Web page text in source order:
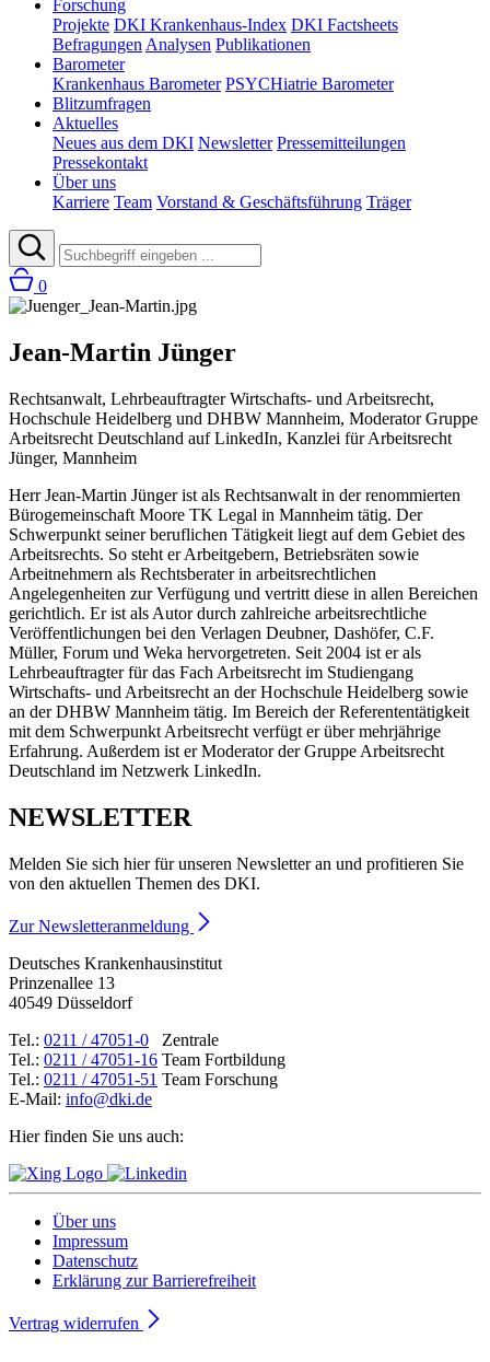
Forschung
Projekte DKI Krankenhaus-Index DKI Factsheets
Befragungen Analysen Publikationen
Barometer
Krankenhaus Barometer PSYCHiatrie Barometer
Blitzumfragen
Aktuelles
Neues aus dem DKI Newsletter Pressemitteilungen
Pressekontakt
Über uns
Karriere Team Vorstand & Geschäftsführung Träger
0
Jean-Martin Jünger
Rechtsanwalt, Lehrbeauftragter Wirtschafts- und Arbeitsrecht,
Hochschule Heidelberg und DHBW Mannheim, Moderator Gruppe
Arbeitsrecht Deutschland auf LinkedIn, Kanzlei für Arbeitsrecht
Jünger, Mannheim
Herr Jean-Martin Jünger ist als Rechtsanwalt in der renommierten
Bürogemeinschaft Moore TK Legal in Mannheim tätig. Der
Schwerpunkt seiner beruflichen Tätigkeit liegt auf dem Gebiet des
Arbeitsrechts. So steht er Arbeitgebern, Betriebsräten sowie
Arbeitnehmern als Rechtsberater in arbeitsrechtlichen
Angelegenheiten zur Verfügung und vertritt diese in allen Bereichen
gerichtlich. Er ist als Autor durch zahlreiche arbeitsrechtliche
Veröffentlichungen bei den Verlagen Deubner, Dashöfer, C.F.
Müller, Forum und Weka hervorgetreten. Seit 2004 ist er als
Lehrbeauftragter für das Fach Arbeitsrecht im Studiengang
Wirtschafts- und Arbeitsrecht an der Hochschule Heidelberg sowie
an der DHBW Mannheim tätig. Im Bereich der Referententätigkeit
mit dem Schwerpunkt Arbeitsrecht verfügt er über mehrjährige
Erfahrung. Außerdem ist er Moderator der Gruppe Arbeitsrecht
Deutschland im Netzwerk LinkedIn.
NEWSLETTER
Melden Sie sich hier für unseren Newsletter an und profitieren Sie
von den aktuellen Themen des DKI.
Zur Newsletteranmeldung
Deutsches Krankenhausinstitut
Prinzenallee 13
40549 Düsseldorf
Tel.: 0211 / 47051-0 Zentrale
Tel.: 0211 / 47051-16 Team Fortbildung
Tel.: 0211 / 47051-51 Team Forschung
E-Mail: info@dki.de
Hier finden Sie uns auch:
Über uns
Impressum
Datenschutz
Erklärung zur Barrierefreiheit
Vertrag widerrufen